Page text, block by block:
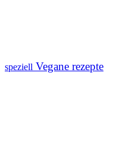
speziell Vegane rezepte